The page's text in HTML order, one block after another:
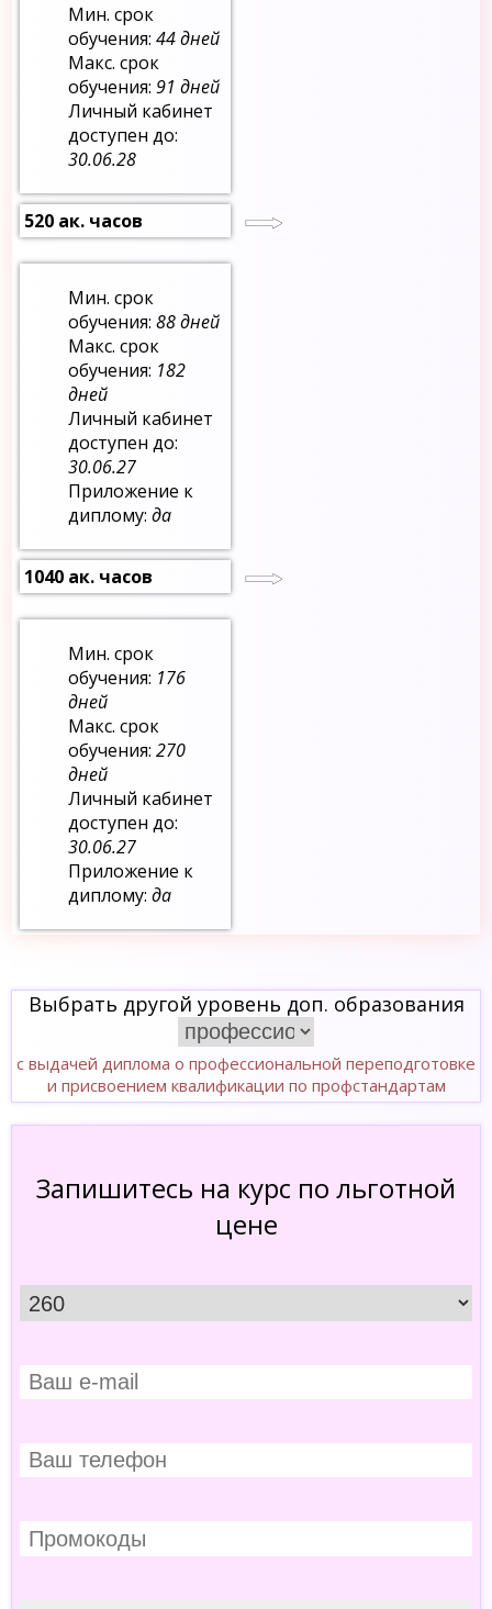
Мин. срок
обучения:44 дней
Макс. срок
обучения:91 дней
Личный кабинет
доступен до:
30.06.28
520 ак. часов
Мин. срок
обучения:88 дней
Макс. срок
обучения: 182
дней
Личный кабинет
доступен до:
30.06.27
Приложение к
диплому:да
1040 ак. часов
Мин. срок
обучения: 176
дней
Макс. срок
обучения:270
дней
Личный кабинет
доступен до:
30.06.27
Приложение к
диплому:да
Выбрать другой уровень доп. образования
с выдачей диплома о профессиональной переподготовке
и присвоением квалификации по профстандартам
Запишитесь на курс по льготной
цене